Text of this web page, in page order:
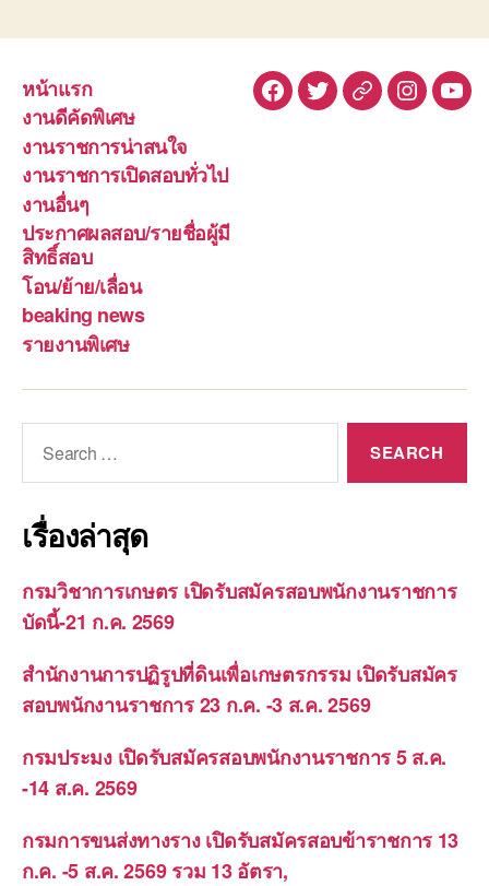
หน้าแรก
งานดีคัดพิเศษ
งานราชการน่าสนใจ
งานราชการเปิดสอบทั่วไป
งานอื่นๆ
ประกาศผลสอบ/รายชื่อผู้มี
สิทธิ์สอบ
โอน/ย้าย/เลื่อน
beaking news
รายงานพิเศษ
Facebook
TwitterLine
เรื่องล่าสุด
กรมวิชาการเกษตร เปิดรับสมัครสอบพนักงานราชการ
บัดนี้-21 ก.ค. 2569
สำนักงานการปฏิรูปที่ดินเพื่อเกษตรกรรม เปิดรับสมัคร
สอบพนักงานราชการ 23 ก.ค. -3 ส.ค. 2569
กรมประมง เปิดรับสมัครสอบพนักงานราชการ 5 ส.ค.
-14 ส.ค. 2569
กรมการขนส่งทางราง เปิดรับสมัครสอบข้าราชการ 13
ก.ค. -5 ส.ค. 2569 รวม 13 อัตรา,